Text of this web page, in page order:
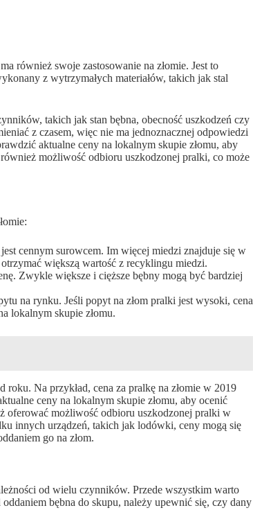
również swoje zastosowanie na złomie. Jest to
z wytrzymałych materiałów, takich jak stal
takich jak stan bębna, obecność uszkodzeń czy
z czasem, więc nie ma jednoznacznej odpowiedzi
aktualne ceny na lokalnym skupie złomu, aby
możliwość odbioru uszkodzonej pralki, co może
cennym surowcem. Im więcej miedzi znajduje się w
większą wartość z recyklingu miedzi.
Zwykle większe i cięższe bębny mogą być bardziej
na rynku. Jeśli popyt na złom pralki jest wysoki, cena
lokalnym skupie złomu.
roku. Na przykład, cena za pralkę na złomie w 2019
ceny na lokalnym skupie złomu, aby ocenić
oferować możliwość odbioru uszkodzonej pralki w
innych urządzeń, takich jak lodówki, ceny mogą się
go na złom.
od wielu czynników. Przede wszystkim warto
bębna do skupu, należy upewnić się, czy dany